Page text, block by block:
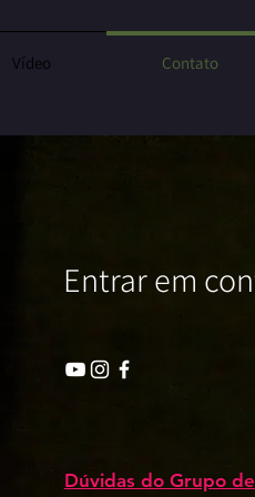
Vídeo Contato
Entrar em
Dúvidas do Grupo